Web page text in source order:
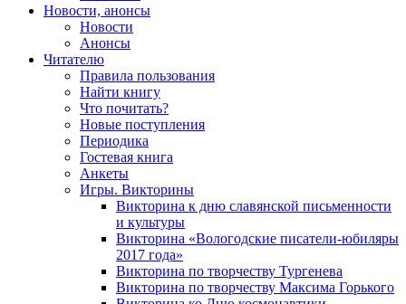
Новости, анонсы
Новости
Анонсы
Читателю
Правила пользования
Найти книгу
Что почитать?
Новые поступления
Периодика
Гостевая книга
Анкеты
Игры. Викторины
Викторина к дню славянской письменности
и культуры
Викторина «Вологодские писатели-юбиляры
2017 года»
Викторина по творчеству Тургенева
Викторина по творчеству Максима Горького